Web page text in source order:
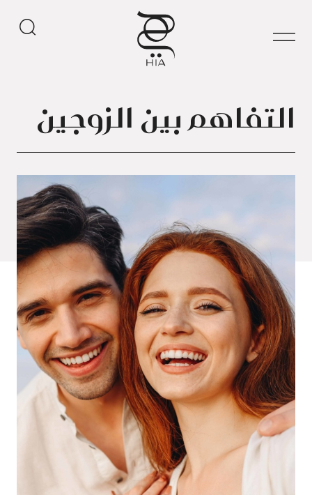
التفاهم بين الزوجين